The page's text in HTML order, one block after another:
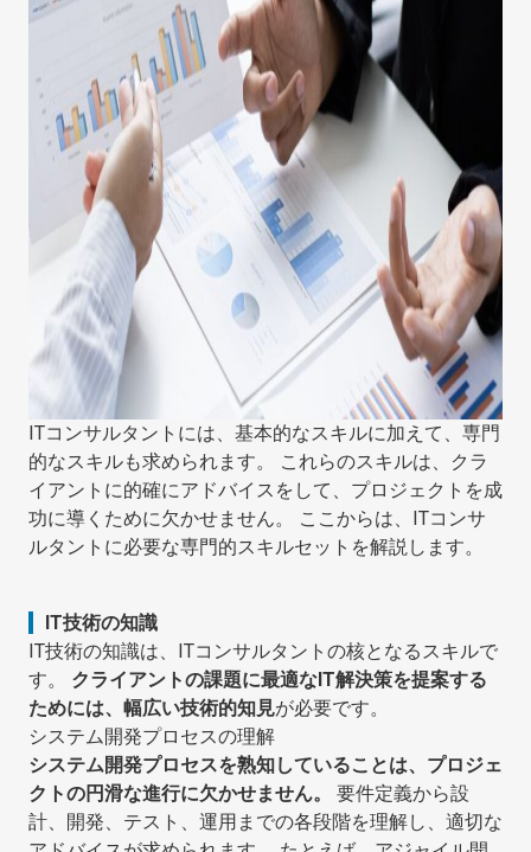
ITコンサルタントには、基本的なスキルに加えて、専門
的なスキルも求められます。 これらのスキルは、クラ
イアントに的確にアドバイスをして、プロジェクトを成
功に導くために欠かせません。 ここからは、ITコンサ
ルタントに必要な専門的スキルセットを解説します。
IT技術の知識
IT技術の知識は、ITコンサルタントの核となるスキルで
す。 クライアントの課題に最適なIT解決策を提案する
ためには、幅広い技術的知見が必要です。
システム開発プロセスの理解
システム開発プロセスを熟知していることは、プロジェ
クトの円滑な進行に欠かせません。
要件定義から設
計、開発、テスト、運用までの各段階を理解し、適切な